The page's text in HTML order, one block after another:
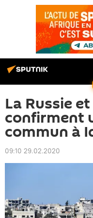
La Russie
confirment
commun à
09:10 29.02.2020